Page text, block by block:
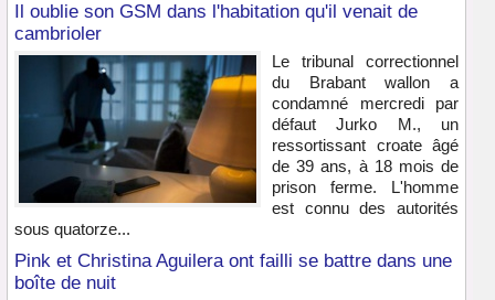
Il oublie son GSM dans l'habitation qu'il venait de
cambrioler
Le tribunal correctionnel
du Brabant wallon a
condamné mercredi par
défaut Jurko M., un
ressortissant croate âgé
de 39 ans, à 18 mois de
prison ferme. L'homme
est connu des autorités
sous quatorze...
Pink et Christina Aguilera ont failli se battre dans une
boîte de nuit